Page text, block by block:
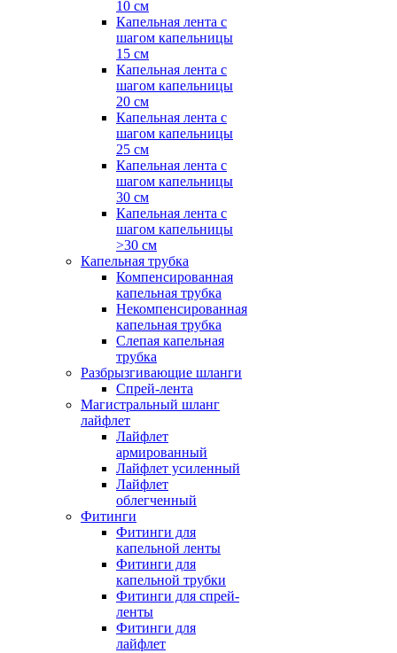
10 см
Капельная лента с
шагом капельницы
15 см
Капельная лента с
шагом капельницы
20 см
Капельная лента с
шагом капельницы
25 см
Капельная лента с
шагом капельницы
30 см
Капельная лента с
шагом капельницы
>30 см
Капельная трубка
Компенсированная
капельная трубка
Некомпенсированная
капельная трубка
Слепая капельная
трубка
Разбрызгивающие шланги
Спрей-лента
Магистральный шланг
лайфлет
Лайфлет
армированный
Лайфлет усиленный
Лайфлет
облегченный
Фитинги
Фитинги для
капельной ленты
Фитинги для
капельной трубки
Фитинги для спрей-
ленты
Фитинги для
лайфлет